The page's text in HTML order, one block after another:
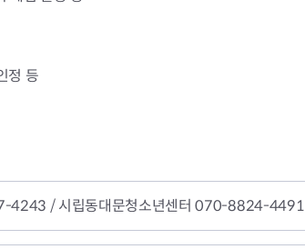
정 등
4243 / 시립동대문청소년센터 070-8824-4491